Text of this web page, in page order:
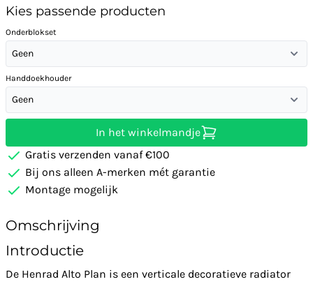
Kies passende producten
Onderblokset
Geen
Handdoekhouder
Geen
In het winkelmandje
Gratis verzenden vanaf €100
Bij ons alleen A-merken mét garantie
Montage mogelijk
Omschrijving
Introductie
De Henrad Alto Plan is een verticale decoratieve radiator